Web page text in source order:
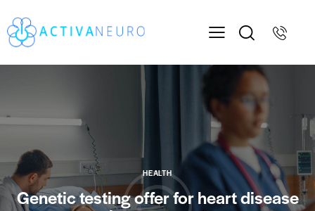
HEALTH
Genetic testing offer for heart disease